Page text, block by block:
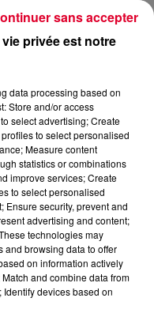
privée est notre
data processing based on
Store and/or access
select advertising; Create
to select personalised
Measure content
statistics or combinations
improve services; Create
to select personalised
Ensure security, prevent and
advertising and content;
technologies may
and browsing data to offer
on information actively
and combine data from
devices based on
sans accepter